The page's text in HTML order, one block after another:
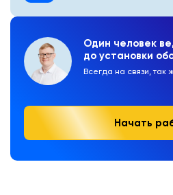
Один человек
до установки
Всегда на связи, так
Начать